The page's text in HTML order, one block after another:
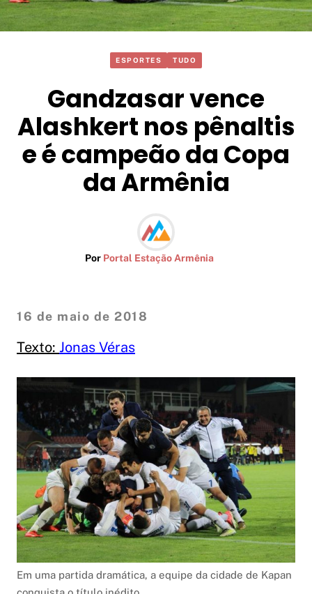
ESPORTES TUDO
Gandzasar vence
Alashkert nos pênaltis
e é campeão da Copa
da Armênia
Por Portal Estação Armênia
16 de maio de 2018
Texto: Jonas Véras
Em uma partida dramática, a equipe da cidade de Kapan